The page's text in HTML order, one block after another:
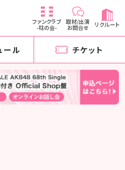
ファンクラブ
-柱の会-
取材/出演
お問合せ リクルート
ール チケット